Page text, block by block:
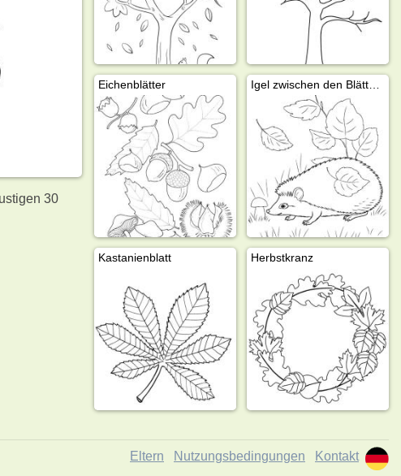
30
Eichenblätter Igel zwischen den Blättern
Kastanienblatt Herbstkranz
Eltern Nutzungsbedingungen Kontakt